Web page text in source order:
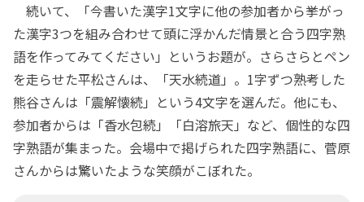
続いて、「今書いた漢字1文字に他の参加者から挙がっ
た漢字3つを組み合わせて頭に浮かんだ情景と合う四字熟
語を作ってみてください」というお題が。さらさらとペン
を走らせた平松さんは、「天水続道」。1字ずつ熟考した
熊谷さんは「震解懐続」という4文字を選んだ。他にも、
参加者からは「香水包続」「白溶旅天」など、個性的な四
字熟語が集まった。会場中で掲げられた四字熟語に、菅原
さんからは驚いたような笑顔がこぼれた。